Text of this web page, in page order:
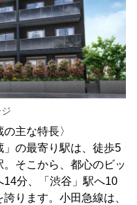
主な特長〉
」の最寄り駅は、徒歩5
そこから、都心のビッ
14分、「渋谷」駅へ10
ります。小田急線は、